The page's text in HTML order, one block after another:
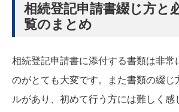
相続登記申請書綴じ方と
覧のまとめ
相続登記申請書に添付する書類は非常
のがとても大変です。また書類の綴じ
ルがあり、初めて行う方には難しく感